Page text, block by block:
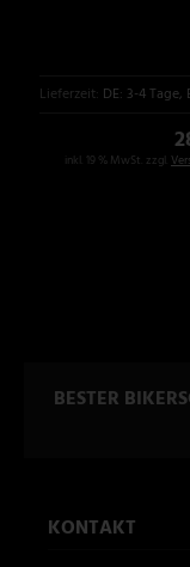
Lieferzeit: DE: 3-4 Tage,
inkl. 19 % MwSt. zzgl.
BESTER
KONTAKT